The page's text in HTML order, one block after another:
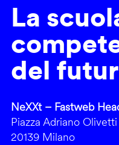
La
del
NeXXt – Fastweb
Piazza Adriano Olivetti
20139 Milano